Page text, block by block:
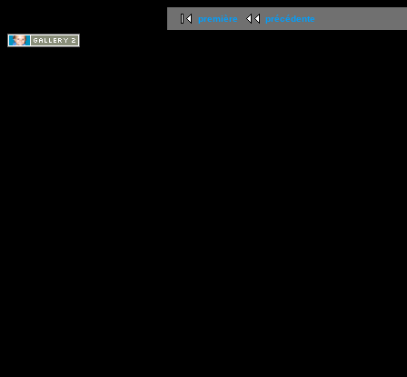
première précédente